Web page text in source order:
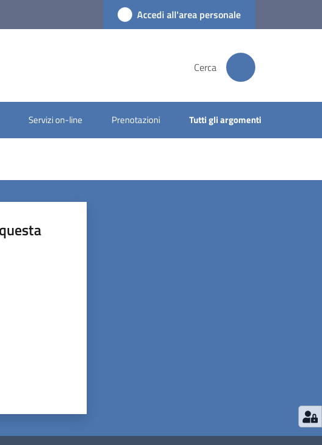
Accedi all'area personale
Cerca
Servizi on-line Prenotazioni Tutti gli argomenti